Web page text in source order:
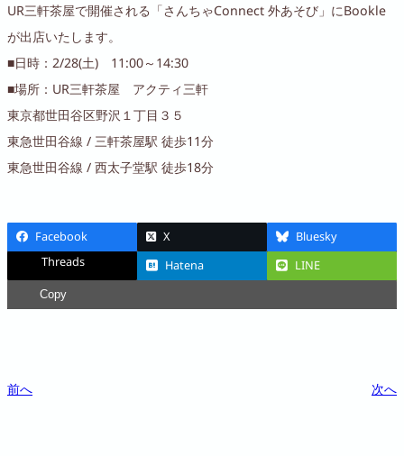
UR三軒茶屋で開催される「さんちゃConnect 外あそび」にbookle
が出店いたします。
■日時：2/28(土) 11:00～14:30
■場所：UR三軒茶屋 アクティ三軒
東京都世田谷区野沢１丁目３５
東急世田谷線 / 三軒茶屋駅 徒歩11分
東急世田谷線 / 西太子堂駅 徒歩18分
Facebook X
Bluesky
Threads
Hatena LINE
Copy
前へ 次へ